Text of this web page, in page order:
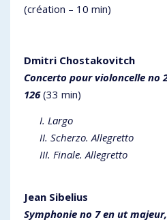
(création – 10 min)
Dmitri Chostakovitch
Concerto pour violoncelle no
126(33 min)
I. Largo
II. Scherzo. Allegretto
III. Finale. Allegretto
Jean Sibelius
Symphonie no 7 en ut